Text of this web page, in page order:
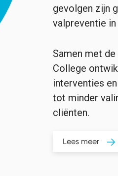
gevolgen zijn
valpreventie
Samen met
College
interventies
tot minder
cliënten.
Lees meer